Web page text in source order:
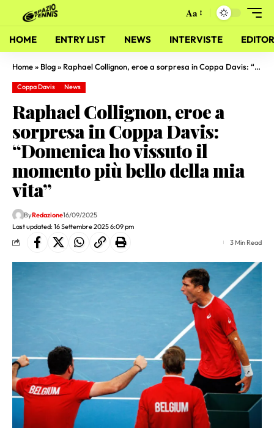
Aa
HOME ENTRY LIST NEWS INTERVISTE
Home» Blog» Raphael Collignon, eroe a sorpresa in Coppa Davis: “Domenica ho vissuto il momento più bello della mia vita”
Coppa Davis News
Raphael Collignon, eroe a
sorpresa in Coppa Davis:
“Domenica ho vissuto il
momento più bello della mia
vita”
Last updated: 16 Settembre 2025 6:09 pm
ByRedazione16/09/2025
3 Min Read